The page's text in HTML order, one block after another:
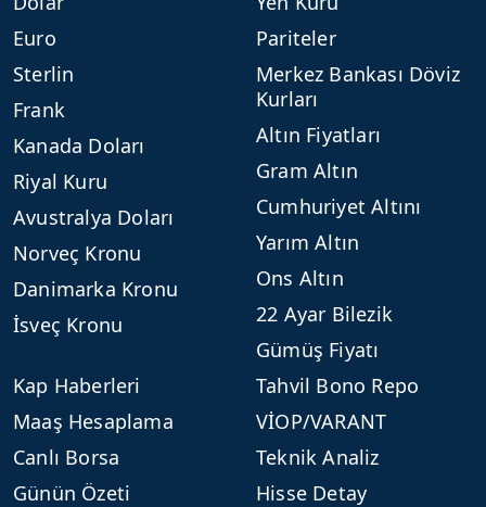
Euro
Sterlin
Frank
Kanada Doları
Riyal Kuru
Avustralya Doları
Norveç Kronu
Danimarka Kronu
İsveç Kronu
Pariteler
Merkez Bankası Döviz
Kurları
Altın Fiyatları
Gram Altın
Cumhuriyet Altını
Yarım Altın
Ons Altın
22 Ayar Bilezik
Gümüş Fiyatı
Kap Haberleri
Maaş Hesaplama
Canlı Borsa
Günün Özeti
Tahvil Bono Repo
VİOP/VARANT
Teknik Analiz
Hisse Detay